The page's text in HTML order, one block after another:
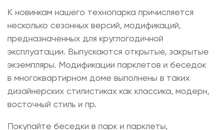
К новинкам нашего технопарка причисляется
несколько сезонных версий, модификаций,
предназначенных для круглогодичной
эксплуатации. Выпускаются открытые, закрытые
экземпляры. Модификации парклетов и беседок
в многоквартирном доме выполнены в таких
дизайнерских стилистиках как классика, модерн,
восточный стиль и пр.
Покупайте беседки в парк и парклеты,